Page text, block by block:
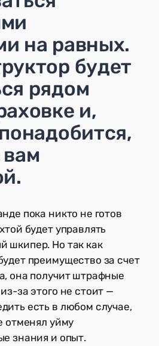
на равных.
будет
рядом
и,
вам
пока никто не готов
будет управлять
шкипер. Но так как
преимущество за счет
она получит штрафные
за этого не стоит —
есть в любом случае,
отменял уйму
знания и опыт.